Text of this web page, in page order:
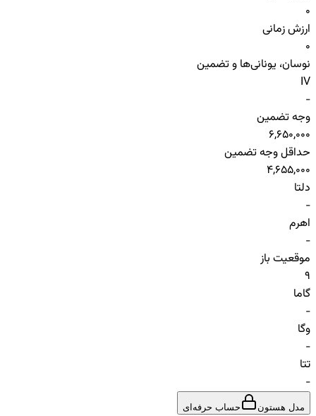
0
ارزش زمانی
0
نوسان، یونانی‌ها و تضمین
IV
-
وجه تضمین
6,650,000
حداقل وجه تضمین
4,655,000
دلتا
-
اهرم
-
موقعیت باز
9
گاما
-
وگا
-
تتا
-
مدل هستون حساب حرفه‌ای